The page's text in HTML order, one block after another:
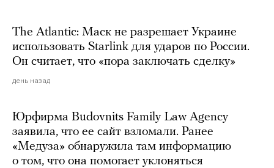
The Atlantic: Маск не разрешает Украине
использовать Starlink для ударов по России.
Он считает, что «пора заключать сделку»
день назад
Юрфирма Budovnits Family Law Agency
заявила, что ее сайт взломали. Ранее
«Медуза» обнаружила там информацию
о том, что она помогает уклоняться